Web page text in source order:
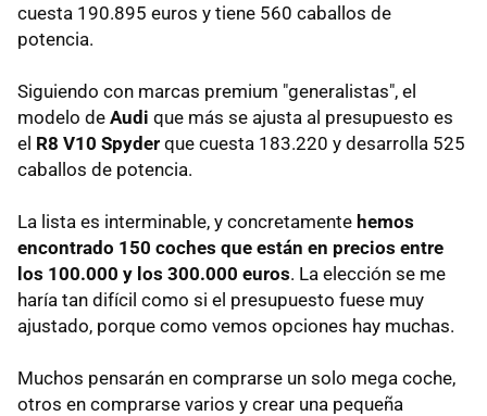
cuesta 190.895 euros y tiene 560 caballos de
potencia.
Siguiendo con marcas premium "generalistas", el
modelo de Audi que más se ajusta al presupuesto es
el R8 V10 Spyder que cuesta 183.220 y desarrolla 525
caballos de potencia.
La lista es interminable, y concretamente hemos
encontrado 150 coches que están en precios entre
los 100.000 y los 300.000 euros. La elección se me
haría tan difícil como si el presupuesto fuese muy
ajustado, porque como vemos opciones hay muchas.
Muchos pensarán en comprarse un solo mega coche,
otros en comprarse varios y crear una pequeña